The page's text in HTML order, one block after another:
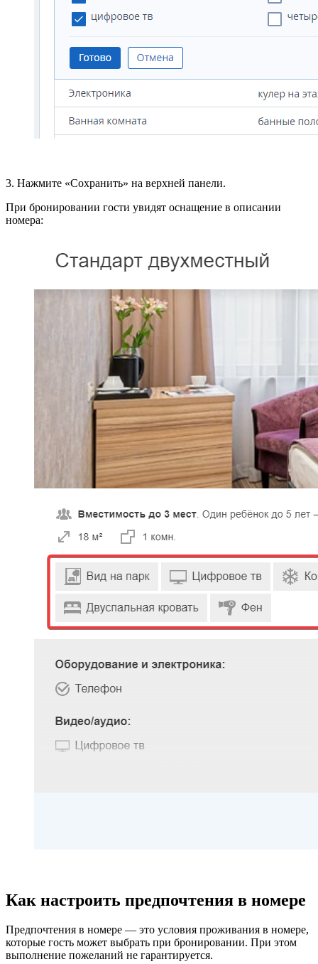
3. Нажмите «Сохранить» на верхней панели.
При бронировании гости увидят оснащение в описании
номера:
Как настроить предпочтения в номере
Предпочтения в номере — это условия проживания в номере,
которые гость может выбрать при бронировании. При этом
выполнение пожеланий не гарантируется.